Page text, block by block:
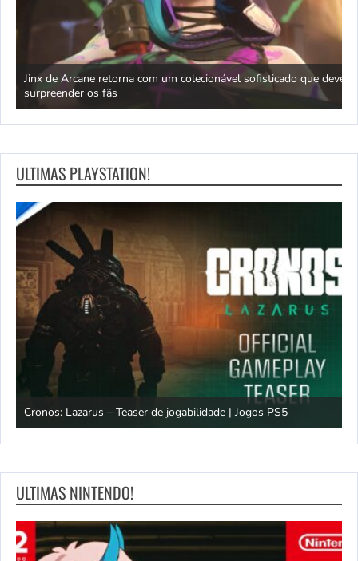
Jinx de Arcane retorna com um colecionável sofisticado que deve
surpreender os fãs
ULTIMAS PLAYSTATION!
Cronos: Lazarus – Teaser de jogabilidade | Jogos PS5
ULTIMAS NINTENDO!